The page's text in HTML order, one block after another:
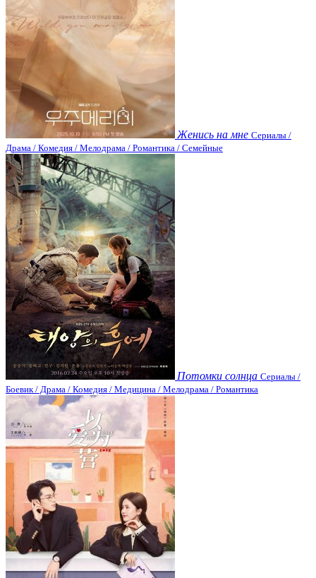
Женись на мне Сериалы /
Драма / Комедия / Мелодрама / Романтика / Семейные
Потомки солнца Сериалы /
Боевик / Драма / Комедия / Медицина / Мелодрама / Романтика